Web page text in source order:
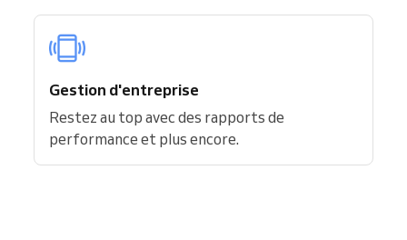
Gestion d'entreprise
Restez au top avec des rapports de
performance et plus encore.